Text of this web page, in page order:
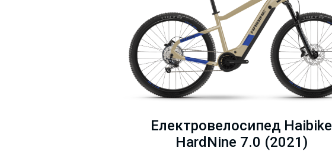
Електровелосипед Haibike
HardNine 7.0 (2021)